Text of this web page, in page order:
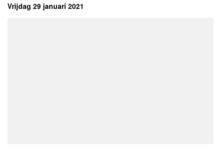
Vrijdag 29 januari 2021